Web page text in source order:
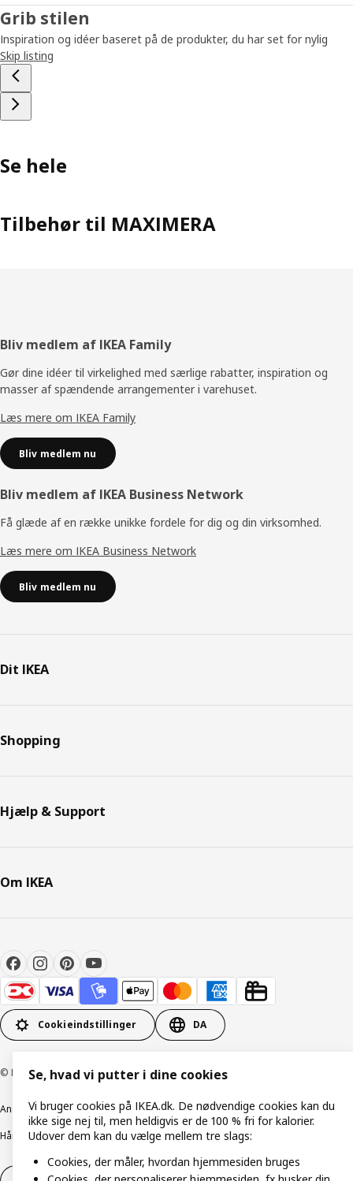
Grib stilen
Inspiration og idéer baseret på de produkter, du har set for nylig
Skip listing
Se hele
Tilbehør til MAXIMERA
Footer
Bliv medlem af IKEA Family
Gør dine idéer til virkelighed med særlige rabatter, inspiration og
masser af spændende arrangementer i varehuset.
Læs mere om IKEA Family
Bliv medlem nu
Bliv medlem af IKEA Business Network
Få glæde af en række unikke fordele for dig og din virksomhed.
Læs mere om IKEA Business Network
Bliv medlem nu
Dit IKEA
Shopping
Hjælp & Support
Om IKEA
Cookieindstillinger DA
© Inter IKEA Systems B.V. 1999-2026
Ansvarlig rapporteringCookiepolitikDigital tilgængelighed
Håndtering af persondataSalgs- og leveringsbetingelser
Se, hvad vi putter i dine cookies
Vi bruger cookies på IKEA.dk. De nødvendige cookies kan du
ikke sige nej til, men heldigvis er de 100 % fri for kalorier.
Udover dem kan du vælge mellem tre slags:
Cookies, der måler, hvordan hjemmesiden bruges